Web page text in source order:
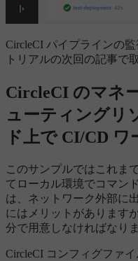
CircleCI パイプラインの
トリアルの次回の記事で
CircleCI のマネ
ューティングリ
ド上で CI/CD
このサンプルではこれま
てローカル環境でコマン
は、ネットワーク外部に
にはメリットがあります
分で用意しなければなりま
CircleCI コンフィグファイ